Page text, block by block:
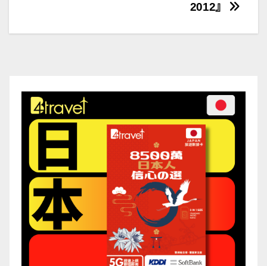
覽
2012』